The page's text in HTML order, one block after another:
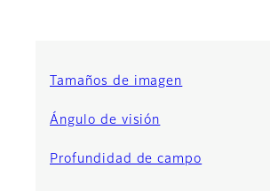
Tamaños de imagen
Ángulo de visión
Profundidad de campo